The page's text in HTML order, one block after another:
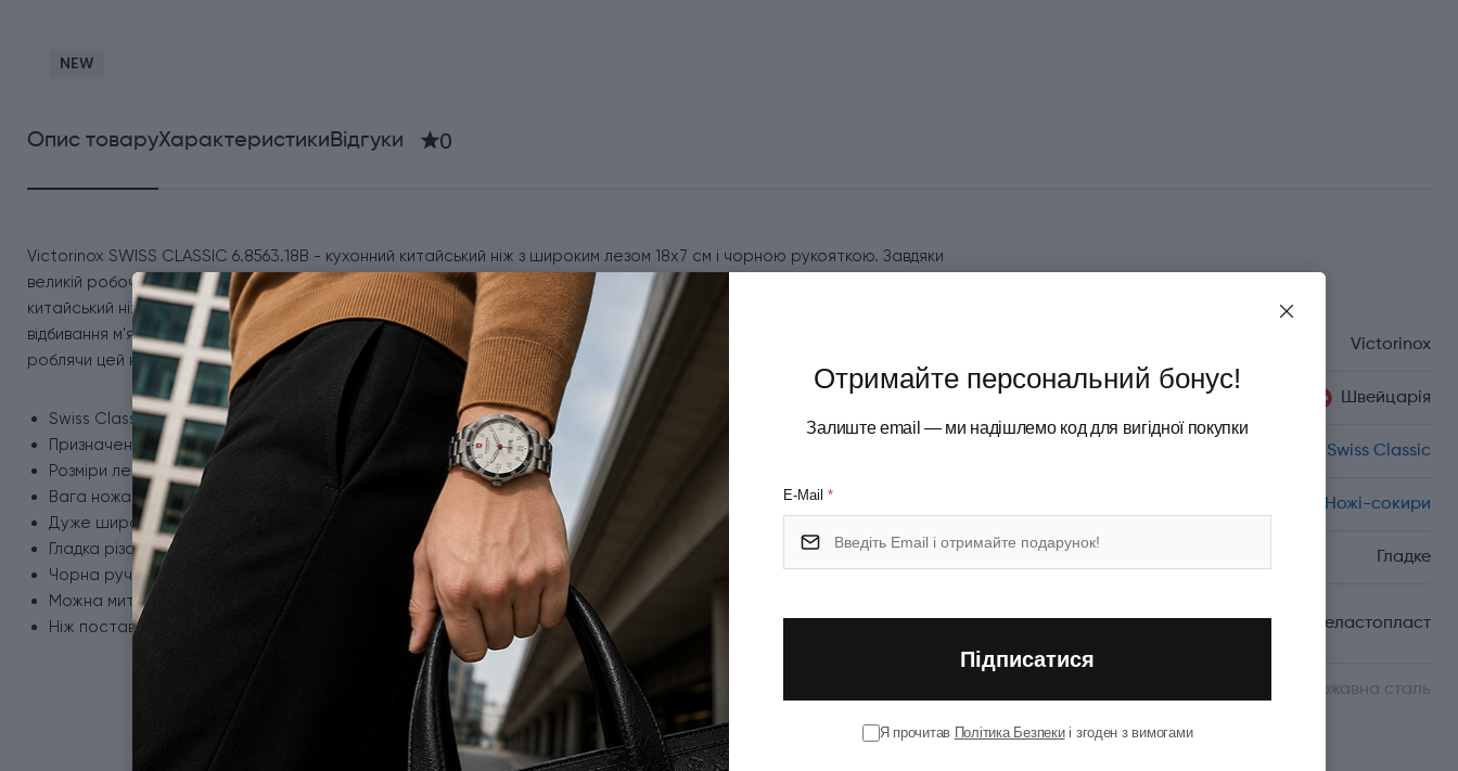
NEW
Опис товаруХарактеристикиВідгуки 0
Victorinox SWISS CLASSIC 6.8563.18B - кухонний китайський ніж з широким лезом 18х7 см і чорною рукояткою. Завдяки
великій робочій поверхні він легко шинкує овочі, нарізає м'ясо, подрібнює продукти, розрізає тісто на порції. Такий
китайський ніж «Цай Дао» здатний замінити відразу кілька інструментів: від слайсера і подрібнювача до молотка для
відбивання м'яса. Зручна легка рукоятка забезпечує впевнений контроль і комфорт навіть при тривалій роботі,
роблячи цей ніж по-справжньому універсальним помічником на кухні.
Swiss Classic - серія з асортименту 2025 року.
Призначення - китайський ніж, ніж шеф-кухаря, ніж-сокира.
Розміри леза - 18х7 см (довжина ножа - 30,9 см).
Вага ножа - 198 г.
Дуже широке лезо з неіржавної сталі.
Гладка різальна крайка.
Чорна ручка з термоеластопласту.
Можна мити в посудомийній машині.
Ніж поставляється в блістерній упаковці.
Характеристики
Victorinox
Країна походження Швейцарія
Swiss Classic
Ножі-сокири
Гладке
Термоеластопласт
Неіржавна сталь
Показати всі
Отримайте персональний бонус!
Залиште email — ми надішлемо код для вигідної покупки
E-Mail *
Підписатися
Я прочитав Політика Безпекиі згоден з вимогами